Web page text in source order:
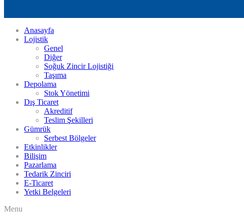
Anasayfa
Lojistik
Genel
Diğer
Soğuk Zincir Lojistiği
Taşıma
Depolama
Stok Yönetimi
Dış Ticaret
Akreditif
Teslim Şekilleri
Gümrük
Serbest Bölgeler
Etkinlikler
Bilişim
Pazarlama
Tedarik Zinciri
E-Ticaret
Yetki Belgeleri
Menu